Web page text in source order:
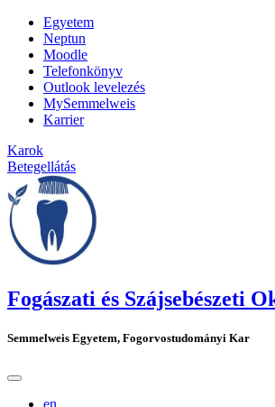
Egyetem
Neptun
Moodle
Telefonkönyv
Outlook levelezés
MySemmelweis
Karrier
Karok
Betegellátás
Fogászati és Szájsebészeti
Semmelweis Egyetem, Fogorvostudományi Kar